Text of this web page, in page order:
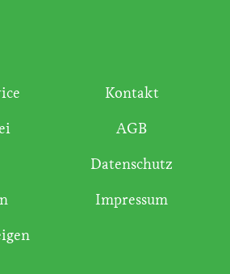
Kontakt
AGB
Datenschutz
Impressum